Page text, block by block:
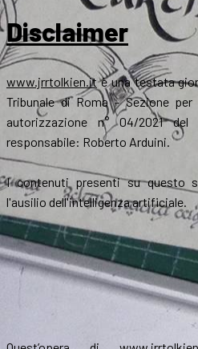
Disclaimer
www.jrrtolkien.itè una testata
Tribunale di Roma - Sezione per
autorizzazione n° 04/2021
responsabile: Roberto Arduini.
I contenuti presenti su questo
l'ausilio dell'intelligenza artificiale.